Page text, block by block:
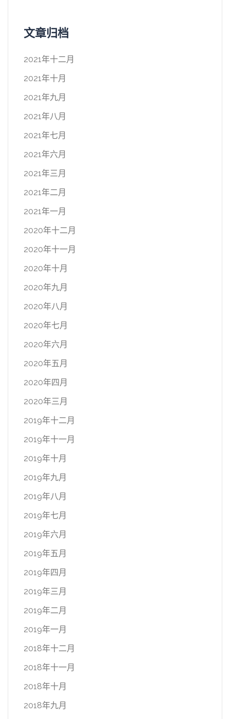
文章归档
2021年十二月
2021年十月
2021年九月
2021年八月
2021年七月
2021年六月
2021年三月
2021年二月
2021年一月
2020年十二月
2020年十一月
2020年十月
2020年九月
2020年八月
2020年七月
2020年六月
2020年五月
2020年四月
2020年三月
2019年十二月
2019年十一月
2019年十月
2019年九月
2019年八月
2019年七月
2019年六月
2019年五月
2019年四月
2019年三月
2019年二月
2019年一月
2018年十二月
2018年十一月
2018年十月
2018年九月